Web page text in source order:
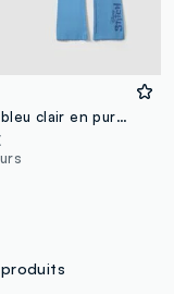
Pyjama bleu clair en pur coton bio avec imprimé Lilo & Stitch